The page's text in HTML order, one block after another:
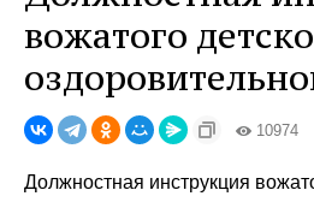
вожатого
10974
Должностная инструкция